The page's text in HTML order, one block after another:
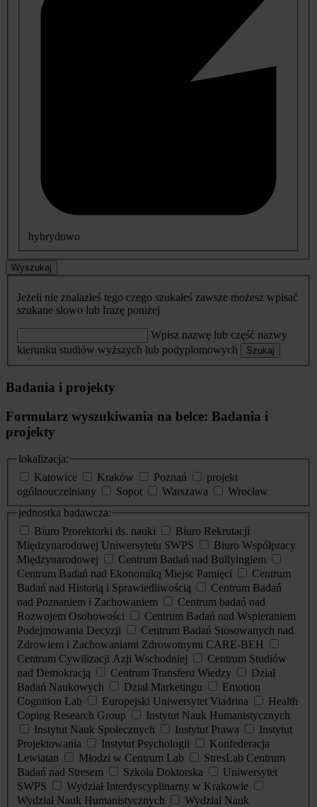
hybrydowo
Wyszukaj
Jeżeli nie znalazłeś tego czego szukałeś zawsze możesz wpisać
szukane słowo lub frazę poniżej
Wpisz nazwę lub część nazwy
kierunku studiów wyższych lub podyplomowych
Szukaj
Badania i projekty
Formularz wyszukiwania na belce: Badania i
projekty
lokalizacja:
Katowice
Kraków Poznań
projekt
ogólnouczelniany
Sopot Warszawa
Wrocław
jednostka badawcza:
Biuro Prorektorki ds. nauki
Biuro Rekrutacji
Międzynarodowej Uniwersytetu SWPS
Biuro Współpracy
Międzynarodowej
Centrum Badań nad Bullyingiem
Centrum Badań nad Ekonomiką Miejsc Pamięci
Centrum
Badań nad Historią i Sprawiedliwością
Centrum Badań
nad Poznaniem i Zachowaniem
Centrum badań nad
Rozwojem Osobowości
Centrum Badań nad Wspieraniem
Podejmowania Decyzji
Centrum Badań Stosowanych nad
Zdrowiem i Zachowaniami Zdrowotnymi CARE-BEH
Centrum Cywilizacji Azji Wschodniej
Centrum Studiów
nad Demokracją
Centrum Transferu Wiedzy
Dział
Badań Naukowych
Dział Marketingu
Emotion
Cognition Lab
Europejski Uniwersytet Viadrina
Health
Coping Research Group
Instytut Nauk Humanistycznych
Instytut Nauk Społecznych
Instytut Prawa
Instytut
Projektowania
Instytut Psychologii
Konfederacja
Lewiatan
Młodzi w Centrum Lab
StresLab Centrum
Badań nad Stresem
Szkoła Doktorska
Uniwersytet
SWPS
Wydział Interdyscyplinarny w Krakowie
Wydział Nauk Humanistycznych
Wydział Nauk